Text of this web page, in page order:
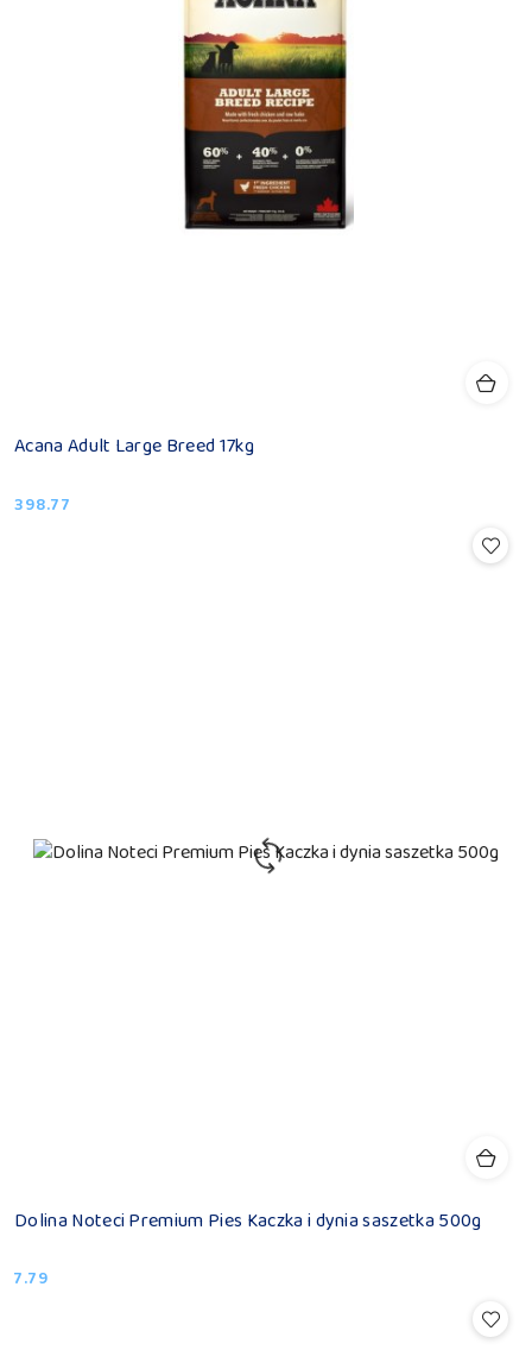
Acana Adult Large Breed 17kg
Cena:
398.77
Dolina Noteci Premium Pies Kaczka i dynia saszetka 500g
Cena:
7.79